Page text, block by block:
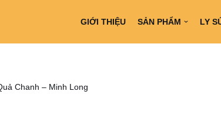
GIỚI THIỆU SẢN PHẨM LY
Chanh – Minh Long